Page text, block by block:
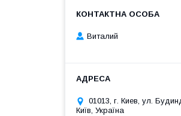
Виталий
01013, г. Киев, ул.
Київ, Україна